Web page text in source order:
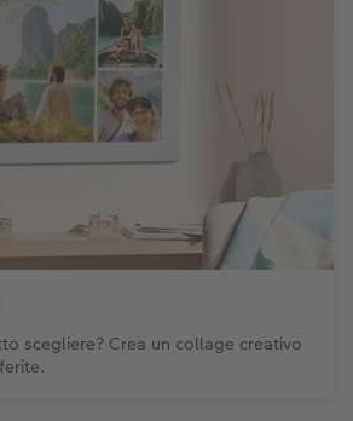
scegliere? Crea un collage creativo